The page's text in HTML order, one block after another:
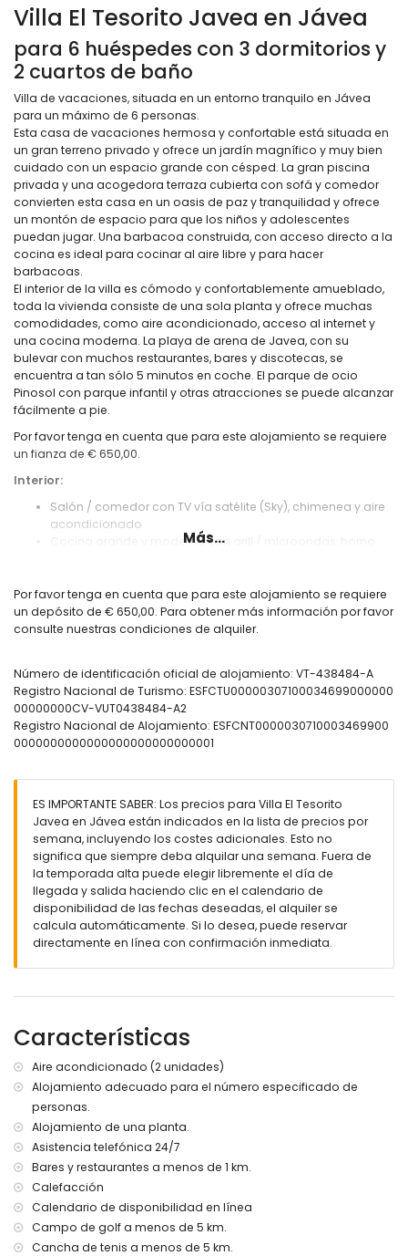
Villa El Tesorito Javea en Jávea
para 6 huéspedes con 3 dormitorios y
2 cuartos de baño
Villa de vacaciones, situada en un entorno tranquilo en Jávea
para un máximo de 6 personas.
Esta casa de vacaciones hermosa y confortable está situada en
un gran terreno privado y ofrece un jardín magnífico y muy bien
cuidado con un espacio grande con césped. La gran piscina
privada y una acogedora terraza cubierta con sofá y comedor
convierten esta casa en un oasis de paz y tranquilidad y ofrece
un montón de espacio para que los niños y adolescentes
puedan jugar. Una barbacoa construida, con acceso directo a la
cocina es ideal para cocinar al aire libre y para hacer
barbacoas.
El interior de la villa es cómodo y confortablemente amueblado,
toda la vivienda consiste de una sola planta y ofrece muchas
comodidades, como aire acondicionado, acceso al internet y
una cocina moderna. La playa de arena de Javea, con su
bulevar con muchos restaurantes, bares y discotecas, se
encuentra a tan sólo 5 minutos en coche. El parque de ocio
Pinosol con parque infantil y otras atracciones se puede alcanzar
fácilmente a pie.
Por favor tenga en cuenta que para este alojamiento se requiere
un fianza de € 650,00.
Interior:
Salón / comedor con TV vía satélite (Sky), chimenea y aire
acondicionado
Cocina grande y moderna con grill / microondas, horno
de techo
Dormitorio con cama de matrimonio grande y aire
acondicionado, cuarto de baño en-suite
Exterior :
Terraza cubierta con vista a la piscina y el jardín, con sofá y
sillon cómodo y una mesa para comer
Trraza con barbacoa construida
Parcela totalmente vallada con mucha privacidad
Aparcamiento cerrado en la parcela para varios coches
Extras:
Garaje con lavadora, secadora y nevera/congelador
adicional
WIFI incluido
plancha y tabla de planchar
ropa de cama y toallas
4 kilómetros de la villa)
kilómetros de la villa)
puerto más cercano: Javea (a menos de 10 kilómetros de
la villa)
aeropuerto más cercano: Alicante (a menos de 100
kilómetros de la villa)
segundo aeropuerto más cercano: Valencia (a menos de
100 kilómetros de la villa)
Características y servicios con suplemento de precio
admisión de mascota bajo petición
cama adicional y cama infantil/cuna (bajo petición)
Más...
Por favor tenga en cuenta que para este alojamiento se requiere
un depósito de € 650,00. Para obtener más información por favor
consulte nuestras condiciones de alquiler.
Número de identificación oficial de alojamiento: VT-438484-A
Registro Nacional de Turismo: ESFCTU00000307100034699000000
00000000CV-VUT0438484-A2
Registro Nacional de Alojamiento: ESFCNT0000030710003469900
0000000000000000000000000001
ES IMPORTANTE SABER: Los precios para Villa El Tesorito
Javea en Jávea están indicados en la lista de precios por
semana, incluyendo los costes adicionales. Esto no
significa que siempre deba alquilar una semana. Fuera de
la temporada alta puede elegir libremente el día de
llegada y salida haciendo clic en el calendario de
disponibilidad de las fechas deseadas, el alquiler se
calcula automáticamente. Si lo desea, puede reservar
directamente en línea con confirmación inmediata.
Características
Aire acondicionado (2 unidades)
Alojamiento adecuado para el número especificado de
personas.
Alojamiento de una planta.
Asistencia telefónica 24/7
Bares y restaurantes a menos de 1 km.
Calefacción
Calendario de disponibilidad en línea
Campo de golf a menos de 5 km.
Cancha de tenis a menos de 5 km.